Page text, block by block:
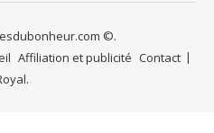
©.
Affiliation et publicité Contact
.